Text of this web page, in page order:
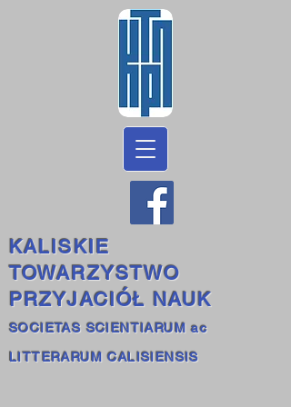
KALISKIE
TOWARZYSTWO
PRZYJACIÓŁ NAUK
SOCIETAS SCIENTIARUM ac
LITTERARUM CALISIENSIS